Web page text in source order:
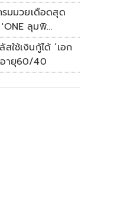
รมมวยเดือดสุด
ลุมพิ
ใช้เงินกู้ได้ ‘เอก
ายุ60/40